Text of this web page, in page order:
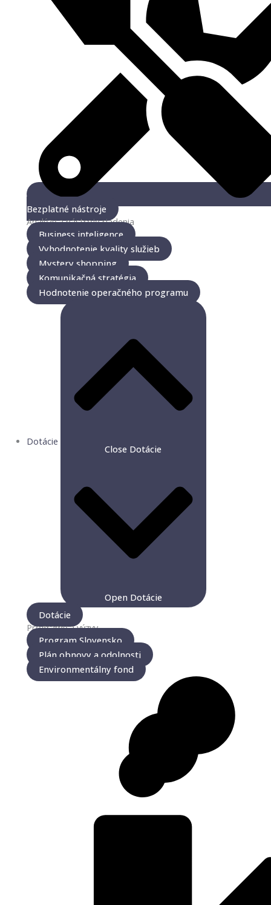
Bezplatné nástroje
Analýzy a nástroje riadenia
Business inteligence
Vyhodnotenie kvality služieb
Mystery shopping
Komunikačná stratégia
Hodnotenie operačného programu
Dotácie
Close Dotácie
Open Dotácie
Dotácie
Programy a výzvy
Program Slovensko
Plán obnovy a odolnosti
Environmentálny fond